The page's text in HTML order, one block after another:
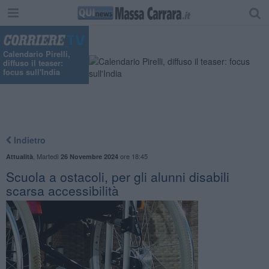
Calendario Pirelli,
diffuso il teaser:
focus sull'India
Indietro
Attualità Martedì 26 Novembre 2024ore 18:45
Scuola a ostacoli, per gli alunni disabili
scarsa accessibilità